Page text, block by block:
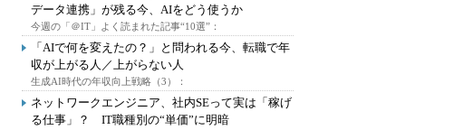
データ連携」が残る今、AIをどう使うか
今週の「＠IT」よく読まれた記事“10選”：
「AIで何を変えたの？」と問われる今、転職で年
収が上がる人／上がらない人
生成AI時代の年収向上戦略（3）：
ネットワークエンジニア、社内SEって実は「稼げ
る仕事」？ IT職種別の“単価”に明暗